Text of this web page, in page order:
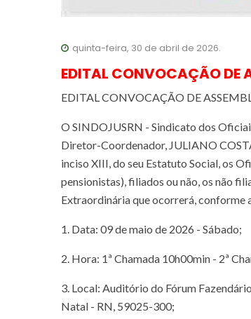
quinta-feira, 30 de abril de 2026.
EDITAL CONVOCAÇÃO DE
EDITAL CONVOCAÇÃO DE
O SINDOJUSRN - Sindicato dos
Diretor-Coordenador, JULIANO
inciso XIII, do seu Estatuto Social, os
pensionistas), filiados ou não, os não
Extraordinária que ocorrerá, conforme
1. Data: 09 de maio de 2026 - Sábado;
2. Hora: 1ª Chamada 10h00min - 2ª
3. Local: Auditório do Fórum
Natal - RN, 59025-300;